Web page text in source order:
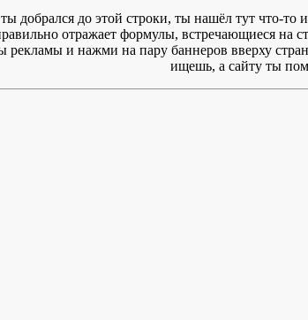
добрался до этой строки, ты нашёл тут что-
отражает формулы, встречающиеся на
рекламы и нажми на пару баннеров вверху
ищешь, а сайту ты